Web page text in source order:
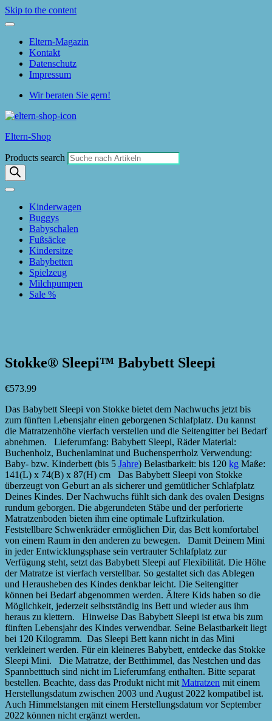
Skip to the content
Eltern-Magazin
Kontakt
Datenschutz
Impressum
Wir beraten Sie gern!
Eltern-Shop
Products search
Kinderwagen
Buggys
Babyschalen
Fußsäcke
Kindersitze
Babybetten
Spielzeug
Milchpumpen
Sale %
Stokke® Sleepi™ Babybett Sleepi
€573.99
Das Babybett Sleepi von Stokke bietet dem Nachwuchs jetzt bis
zum fünften Lebensjahr einen geborgenen Schlafplatz. Du kannst
die Matratzenhöhe vierfach verstellen und die Seitengitter bei Bedarf
abnehmen. Lieferumfang: Babybett Sleepi, Räder Material:
Buchenholz, Buchenlaminat und Buchensperrholz Verwendung:
Baby- bzw. Kinderbett (bis 5 Jahre) Belastbarkeit: bis 120 kg Maße:
141(L) x 74(B) x 87(H) cm Das Babybett Sleepi von Stokke
überzeugt von Geburt an als sicherer und gemütlicher Schlafplatz
Deines Kindes. Der Nachwuchs fühlt sich dank des ovalen Designs
rundum geborgen. Die abgerundeten Stäbe und der perforierte
Matratzenboden bieten ihm eine optimale Luftzirkulation.
Feststellbare Schwenkräder ermöglichen Dir, das Bett komfortabel
von einem Raum in den anderen zu bewegen. Damit Deinem Mini
in jeder Entwicklungsphase sein vertrauter Schlafplatz zur
Verfügung steht, setzt das Babybett Sleepi auf Flexibilität. Die Höhe
der Matratze ist vierfach verstellbar. So gestaltet sich das Ablegen
und Herausheben des Kindes denkbar leicht. Die Seitengitter
können bei Bedarf abgenommen werden. Ältere Kids haben so die
Möglichkeit, jederzeit selbstständig ins Bett und wieder aus ihm
heraus zu klettern. Hinweise Das Babybett Sleepi ist etwa bis zum
fünften Lebensjahr des Kindes verwendbar. Seine Belastbarkeit liegt
bei 120 Kilogramm. Das Sleepi Bett kann nicht in das Mini
verkleinert werden. Für ein kleineres Babybett, entdecke das Stokke
Sleepi Mini. Die Matratze, der Betthimmel, das Nestchen und das
Spannbetttuch sind nicht im Lieferumfang enthalten. Bitte separat
bestellen. Beachte, dass das Produkt nicht mit Matratzen mit einem
Herstellungsdatum zwischen 2003 und August 2022 kompatibel ist.
Auch Himmelstangen mit einem Herstellungsdatum vor September
2022 können nicht ergänzt werden.